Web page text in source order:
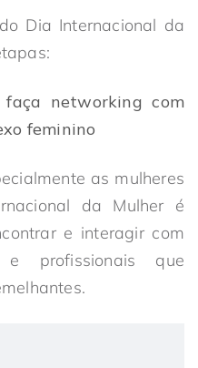
Dia Internacional da
networking com
feminino
as mulheres
da Mulher é
e interagir com
e profissionais que